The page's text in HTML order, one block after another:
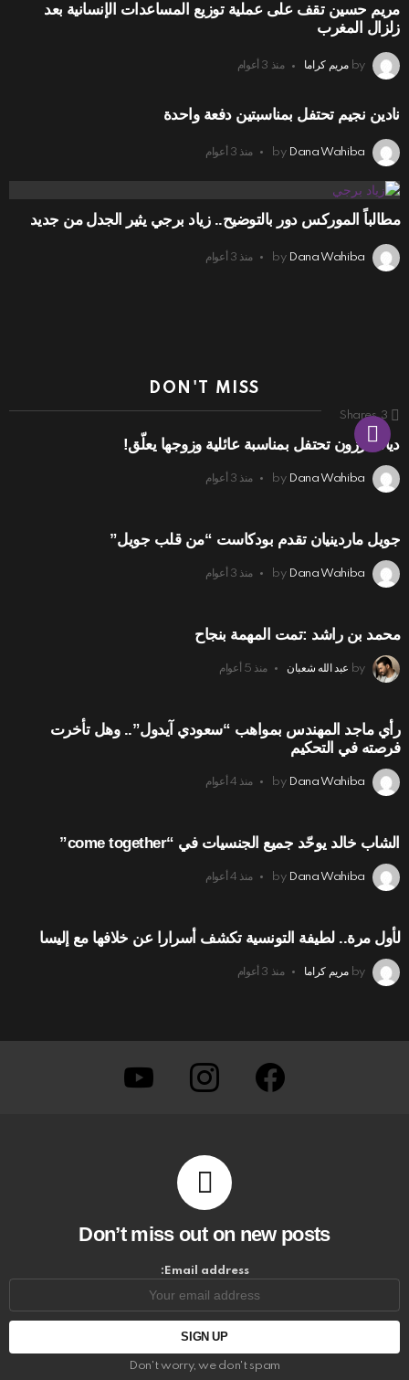
مريم حسين تقف على عملية توزيع المساعدات الإنسانية بعد
زلزال المغرب
by مريم كراما منذ 3 أعوام
نادين نجيم تحتفل بمناسبتين دفعة واحدة
by Dana Wahiba منذ 3 أعوام
مطالباً الموركس دور بالتوضيح.. زياد برجي يثير الجدل من جديد
by Dana Wahiba منذ 3 أعوام
DON'T MISS
3
Shares
ديانا كرزون تحتفل بمناسبة عائلية وزوجها يعلّق!
by Dana Wahiba منذ 3 أعوام
جويل ماردينيان تقدم بودكاست “من قلب جويل”
by Dana Wahiba منذ 3 أعوام
محمد بن راشد :تمت المهمة بنجاح
by عبد الله شعبان منذ 5 أعوام
رأي ماجد المهندس بمواهب “سعودي آيدول”.. وهل تأخرت
فرصته في التحكيم
by Dana Wahiba منذ 4 أعوام
الشاب خالد يوحّد جميع الجنسيات في “come together”
by Dana Wahiba منذ 4 أعوام
لأول مرة.. لطيفة التونسية تكشف أسرارا عن خلافها مع إليسا
by مريم كراما منذ 3 أعوام
facebook
instagram
Don’t miss out on new posts
Email address:
Don't worry, we don't spam